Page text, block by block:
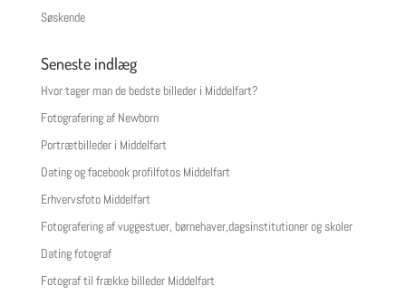
Søskende
Seneste indlæg
Hvor tager man de bedste billeder i Middelfart?
Fotografering af Newborn
Portrætbilleder i Middelfart
Dating og facebook profilfotos Middelfart
Erhvervsfoto Middelfart
Fotografering af vuggestuer, børnehaver,dagsinstitutioner og skoler
Dating fotograf
Fotograf til frække billeder Middelfart